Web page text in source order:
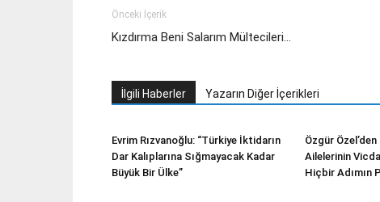
Önceki İçerik
Kızdırma Beni Salarım Mültecileri…
İlgili Haberler Yazarın Diğer İçerikleri
Evrim Rızvanoğlu: “Türkiye İktidarın
Dar Kalıplarına Sığmayacak Kadar
Büyük Bir Ülke”
Özgür
Ailelerinin
Hiçbir Adımın